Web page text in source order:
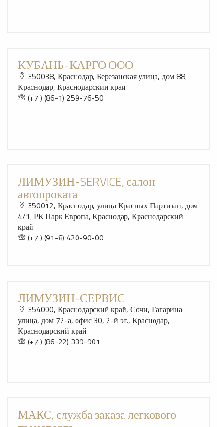
КУБАНЬ-КАРГО ООО
350038, Краснодар, Березанская улица, дом 88,
Краснодар, Краснодарский край
(+7 ) (86-1) 259-76-50
ЛИМУЗИН-SERVICE, салон
автопроката
350012, Краснодар, улица Красных Партизан, дом
4/1, РК Парк Европа, Краснодар, Краснодарский
край
(+7 ) (91-8) 420-90-00
ЛИМУЗИН-СЕРВИС
354000, Краснодарский край, Сочи, Гагарина
улица, дом 72-а, офис 30, 2-й эт., Краснодар,
Краснодарский край
(+7 ) (86-22) 339-901
МАКС, служба заказа легкового